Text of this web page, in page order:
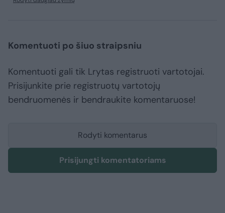
Komentuoti po šiuo straipsniu
Komentuoti gali tik Lrytas registruoti vartotojai.
Prisijunkite prie registruotų vartotojų
bendruomenės ir bendraukite komentaruose!
Rodyti komentarus
Prisijungti komentatoriams